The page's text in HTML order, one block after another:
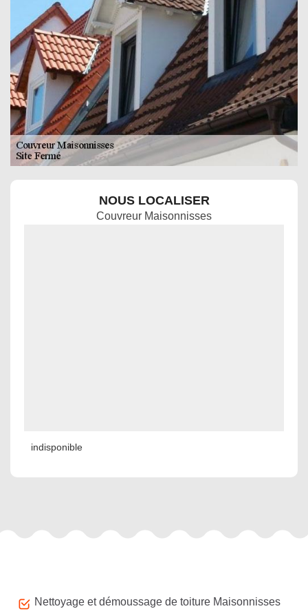
NOUS LOCALISER
Couvreur Maisonnisses
indisponible
Nettoyage et démoussage de toiture Maisonnisses